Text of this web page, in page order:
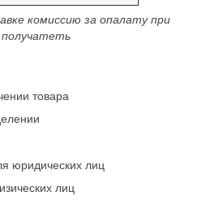
комиссию за опалату при
получатеть
товара
юридических лиц
лиц